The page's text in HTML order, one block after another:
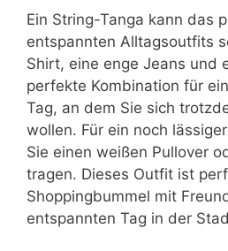
Ein String-Tanga kann das
entspannten Alltagsoutfits
Shirt, eine enge Jeans und
perfekte Kombination für
Tag, an dem Sie sich
wollen. Für ein noch
Sie einen weißen Pullover
tragen. Dieses Outfit ist
Shoppingbummel mit
entspannten Tag in der